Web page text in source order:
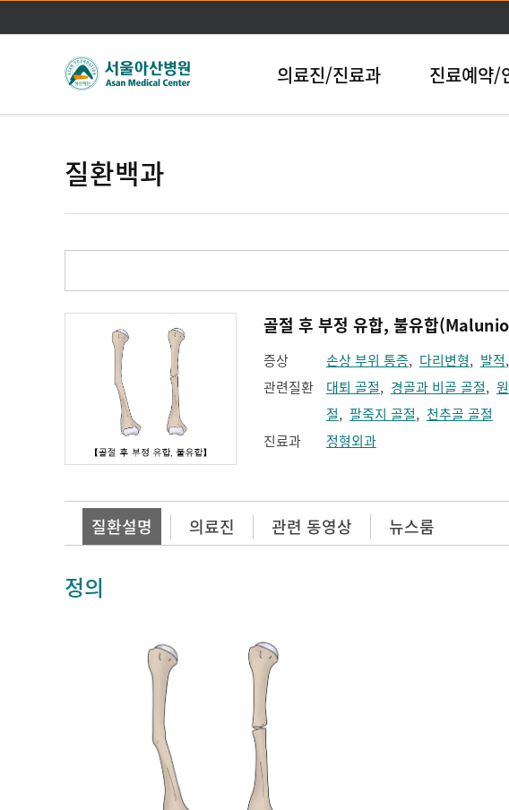
의료진/진료과 진료예약/
질환백과
증상 손상 부위 통증, 다리변형, 발적,
관련질환
대퇴 골절, 경골과 비골 골절,
절, 팔죽지 골절, 천추골 골절
진료과
정형외과
질환설명 의료진 관련 동영상 뉴스룸
정의